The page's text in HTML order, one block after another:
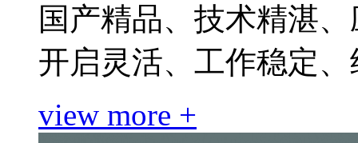
国产精品、技术精湛
开启灵活、工作稳定
view more +